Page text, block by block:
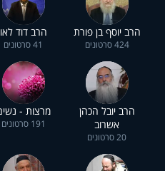
הרב יוסף בן פורת
424 סרטונים
הרב דוד לאו
41 סרטונים
הרב יובל הכהן
אשרוב
20 סרטונים
מרצות -
191 סרטונים